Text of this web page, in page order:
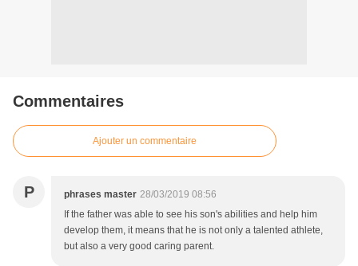
Commentaires
Ajouter un commentaire
P phrases master 28/03/2019 08:56
If the father was able to see his son's abilities and help him
develop them, it means that he is not only a talented athlete,
but also a very good caring parent.